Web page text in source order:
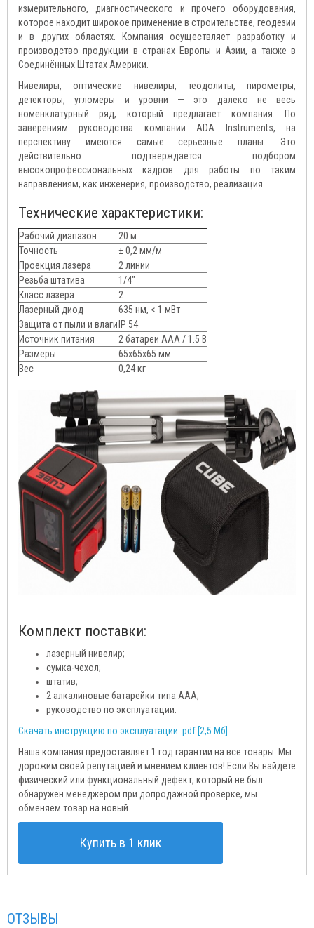
измерительного, диагностического и прочего оборудования,
которое находит широкое применение в строительстве, геодезии
и в других областях. Компания осуществляет разработку и
производство продукции в странах Европы и Азии, а также в
Соединённых Штатах Америки.
Нивелиры, оптические нивелиры, теодолиты, пирометры,
детекторы, угломеры и уровни — это далеко не весь
номенклатурный ряд, который предлагает компания. По
заверениям руководства компании ADA Instruments, на
перспективу имеются самые серьёзные планы. Это
действительно подтверждается подбором
высокопрофессиональных кадров для работы по таким
направлениям, как инженерия, производство, реализация.
Технические характеристики:
Рабочий диапазон
20 м
Точность
± 0,2 мм/м
Проекция лазера
2 линии
Резьба штатива
1/4"
Класс лазера
2
Лазерный диод
635 нм, < 1 мВт
Защита от пыли и влаги IP 54
Источник питания
2 батареи ААА / 1.5 В
Размеры
65х65х65 мм
Вес
0,24 кг
Комплект поставки:
лазерный нивелир;
сумка-чехол;
штатив;
2 алкалиновые батарейки типа ААА;
руководство по эксплуатации.
Скачать инструкцию по эксплуатации .pdf [2,5 Мб]
Наша компания предоставляет 1 год гарантии на все товары. Мы
дорожим своей репутацией и мнением клиентов! Если Вы найдёте
физический или функциональный дефект, который не был
обнаружен менеджером при допродажной проверке, мы
обменяем товар на новый.
Купить в 1 клик
ОТЗЫВЫ